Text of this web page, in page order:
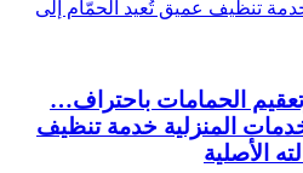
الحمامات باحتراف…
المنزلية خدمة تنظيف
الأصلية